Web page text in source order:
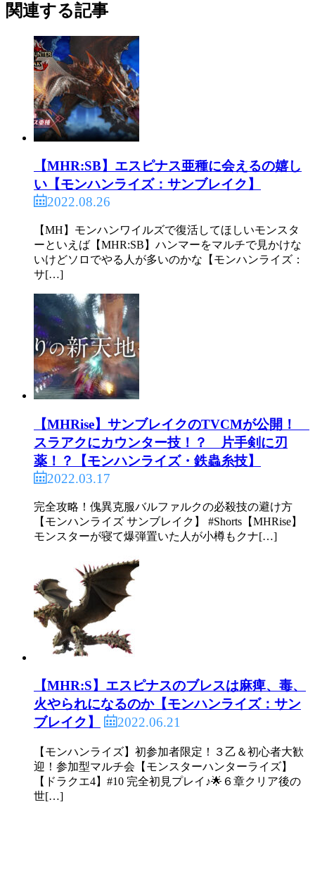
関連する記事
【MHR:SB】エスピナス亜種に会えるの嬉し
い【モンハンライズ：サンブレイク】
2022.08.26
【MH】モンハンワイルズで復活してほしいモンスタ
ーといえば【MHR:SB】ハンマーをマルチで見かけな
いけどソロでやる人が多いのかな【モンハンライズ：
サ[…]
【MHRise】サンブレイクのTVCMが公開！
スラアクにカウンター技！？ 片手剣に刃
薬！？【モンハンライズ・鉄蟲糸技】
2022.03.17
完全攻略！傀異克服バルファルクの必殺技の避け方
【モンハンライズ サンブレイク】 #Shorts【MHRise】
モンスターが寝て爆弾置いた人が小樽もクナ[…]
【MHR:S】エスピナスのブレスは麻痺、毒、
火やられになるのか【モンハンライズ：サン
ブレイク】
2022.06.21
【モンハンライズ】初参加者限定！３乙＆初心者大歓
迎！参加型マルチ会【モンスターハンターライズ】
【ドラクエ4】#10 完全初見プレイ♪🌟６章クリア後の
世[…]